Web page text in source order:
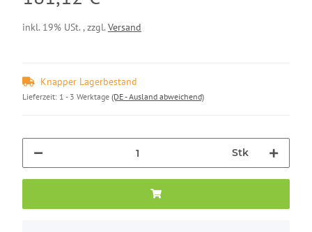
inkl. 19% USt. , zzgl. Versand
Knapper Lagerbestand
Lieferzeit: 1 - 3 Werktage (DE - Ausland abweichend)
Stk